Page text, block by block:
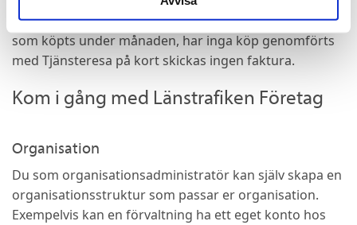
Organisationen blir endast fakturerade för de resor
som köpts under månaden, har inga köp genomförts
med Tjänsteresa på kort skickas ingen faktura.
Kom i gång med Länstrafiken Företag
Organisation
Du som organisationsadministratör kan själv skapa en
organisationsstruktur som passar er organisation.
Exempelvis kan en förvaltning ha ett eget konto hos